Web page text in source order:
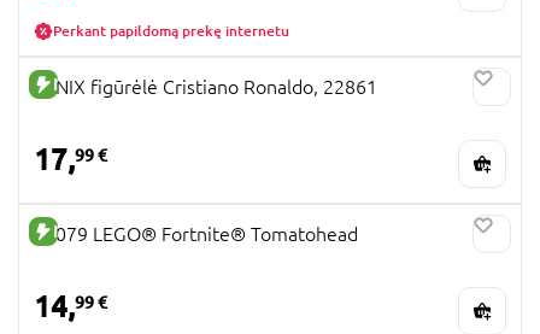
Perkant papildomą prekę internetu
NAUJA PREKĖ
MINIX figūrėlė Cristiano Ronaldo, 22861
17,99 €
NAUJA PREKĖ
77079 LEGO® Fortnite® Tomatohead
14,99 €